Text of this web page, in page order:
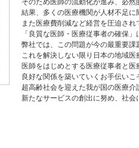
結果、多くの医療機関が人材不足に
また医療費削減など経営を圧迫さ
「良質な医師・医療従事者の確保
弊社では、この問題が今の最重要課
これを解決しない限り日本の地域
医師をはじめとする医療従事者と
良好な関係を築いていくお手伝い
超高齢社会を迎えた我が国の医療
新たなサービスの創出に努め、社